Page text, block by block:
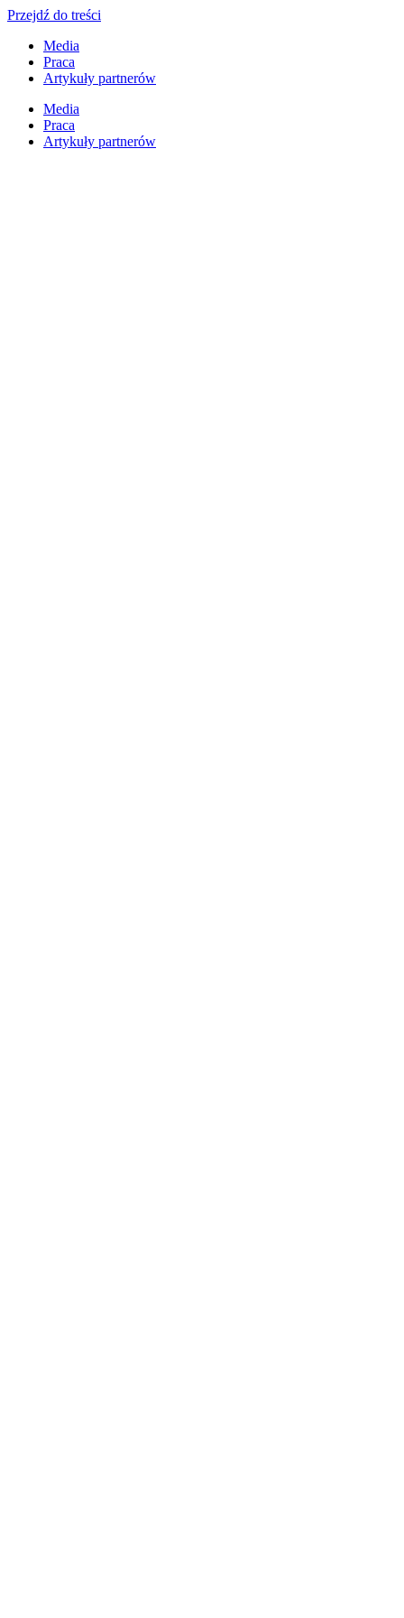
Przejdź do treści
Media
Praca
Artykuły partnerów
Media
Praca
Artykuły partnerów